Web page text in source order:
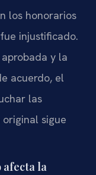
los honorarios
injustificado.
y la
acuerdo, el
las
sigue
afecta la